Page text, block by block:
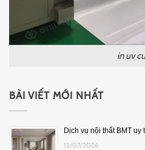
in uv
BÀI VIẾT MỚI NHẤT
Dịch vụ nội thất BMT uy
12/07/2026